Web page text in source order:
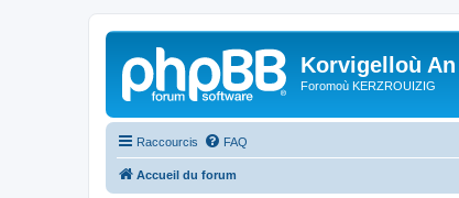
Korvigelloù An
Foromoù KERZROUIZIG
Raccourcis FAQ
Accueil du forum